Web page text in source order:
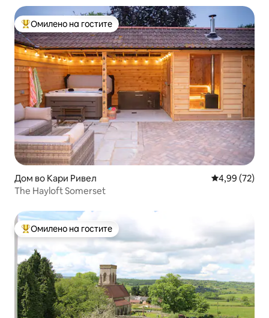
Меѓу најуспешните „Омилени на гостите“
Омилено на гостите
Дом во Кари Ривел Просечна
4,99 (72)
The Hayloft Somerset
Меѓу најуспешните „Омилени на гостите“
Омилено на гостите